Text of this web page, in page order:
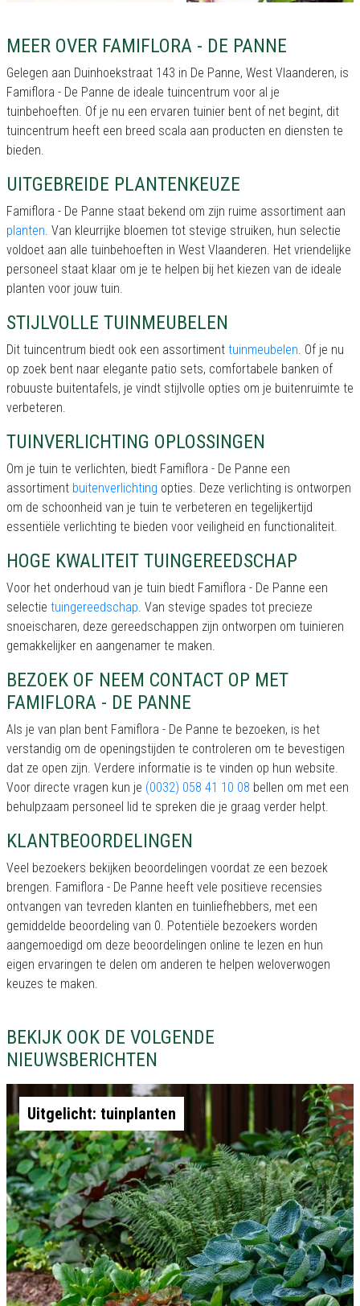
MEER OVER FAMIFLORA - DE PANNE
Gelegen aan Duinhoekstraat 143 in De Panne, West Vlaanderen, is
Famiflora - De Panne de ideale tuincentrum voor al je
tuinbehoeften. Of je nu een ervaren tuinier bent of net begint, dit
tuincentrum heeft een breed scala aan producten en diensten te
bieden.
UITGEBREIDE PLANTENKEUZE
Famiflora - De Panne staat bekend om zijn ruime assortiment aan
planten. Van kleurrijke bloemen tot stevige struiken, hun selectie
voldoet aan alle tuinbehoeften in West Vlaanderen. Het vriendelijke
personeel staat klaar om je te helpen bij het kiezen van de ideale
planten voor jouw tuin.
STIJLVOLLE TUINMEUBELEN
Dit tuincentrum biedt ook een assortiment tuinmeubelen. Of je nu
op zoek bent naar elegante patio sets, comfortabele banken of
robuuste buitentafels, je vindt stijlvolle opties om je buitenruimte te
verbeteren.
TUINVERLICHTING OPLOSSINGEN
Om je tuin te verlichten, biedt Famiflora - De Panne een
assortiment buitenverlichting opties. Deze verlichting is ontworpen
om de schoonheid van je tuin te verbeteren en tegelijkertijd
essentiële verlichting te bieden voor veiligheid en functionaliteit.
HOGE KWALITEIT TUINGEREEDSCHAP
Voor het onderhoud van je tuin biedt Famiflora - De Panne een
selectie tuingereedschap. Van stevige spades tot precieze
snoeischaren, deze gereedschappen zijn ontworpen om tuinieren
gemakkelijker en aangenamer te maken.
BEZOEK OF NEEM CONTACT OP MET
FAMIFLORA - DE PANNE
Als je van plan bent Famiflora - De Panne te bezoeken, is het
verstandig om de openingstijden te controleren om te bevestigen
dat ze open zijn. Verdere informatie is te vinden op hun website.
Voor directe vragen kun je (0032) 058 41 10 08 bellen om met een
behulpzaam personeel lid te spreken die je graag verder helpt.
KLANTBEOORDELINGEN
Veel bezoekers bekijken beoordelingen voordat ze een bezoek
brengen. Famiflora - De Panne heeft vele positieve recensies
ontvangen van tevreden klanten en tuinliefhebbers, met een
gemiddelde beoordeling van 0. Potentiële bezoekers worden
aangemoedigd om deze beoordelingen online te lezen en hun
eigen ervaringen te delen om anderen te helpen weloverwogen
keuzes te maken.
BEKIJK OOK DE VOLGENDE
NIEUWSBERICHTEN
Uitgelicht: tuinplanten